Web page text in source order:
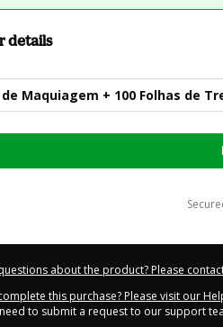
details
de Maquiagem + 100 Folhas de
about the product? Please
this purchase? Please visit our
to submit a request to our support